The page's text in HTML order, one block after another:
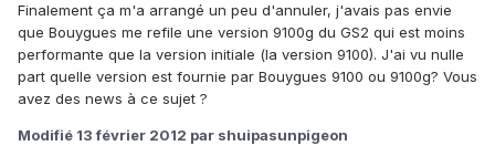
Finalement ça m'a arrangé un peu d'annuler, j'avais pas envie
que Bouygues me refile une version 9100g du GS2 qui est moins
performante que la version initiale (la version 9100). J'ai vu nulle
part quelle version est fournie par Bouygues 9100 ou 9100g? Vous
avez des news à ce sujet ?
Modifié 13 février 2012 par shuipasunpigeon